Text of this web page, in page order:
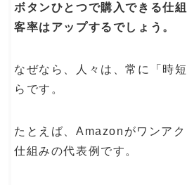
ボタンひとつで購入できる仕
客率はアップするでしょう。
なぜなら、人々は、常に「時
らです。
たとえば、Amazonがワンア
仕組みの代表例です。